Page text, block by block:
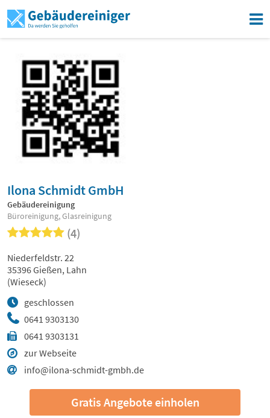
Ilona Schmidt GmbH
Gebäudereinigung
Büroreinigung, Glasreinigung
(4)
0641 9303130
0641 9303131
zur Webseite
info@ilona-schmidt-gmbh.de
geschlossen
Niederfeldstr. 22
35396 Gießen, Lahn
(Wieseck)
Gratis Angebote einholen